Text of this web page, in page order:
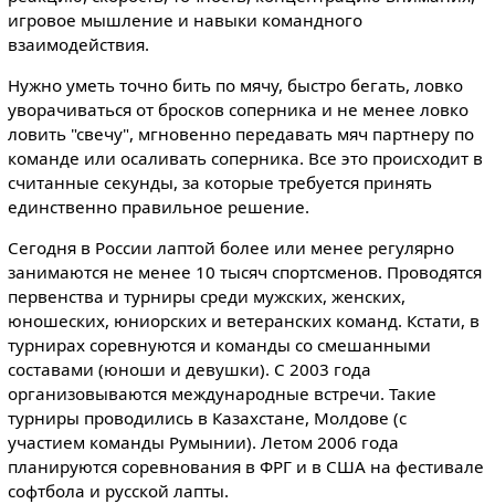
игровое мышление и навыки командного
взаимодействия.
Нужно уметь точно бить по мячу, быстро бегать, ловко
уворачиваться от бросков соперника и не менее ловко
ловить "свечу", мгновенно передавать мяч партнеру по
команде или осаливать соперника. Все это происходит в
считанные секунды, за которые требуется принять
единственно правильное решение.
Сегодня в России лаптой более или менее регулярно
занимаются не менее 10 тысяч спортсменов. Проводятся
первенства и турниры среди мужских, женских,
юношеских, юниорских и ветеранских команд. Кстати, в
турнирах соревнуются и команды со смешанными
составами (юноши и девушки). С 2003 года
организовываются международные встречи. Такие
турниры проводились в Казахстане, Молдове (с
участием команды Румынии). Летом 2006 года
планируются соревнования в ФРГ и в США на фестивале
софтбола и русской лапты.